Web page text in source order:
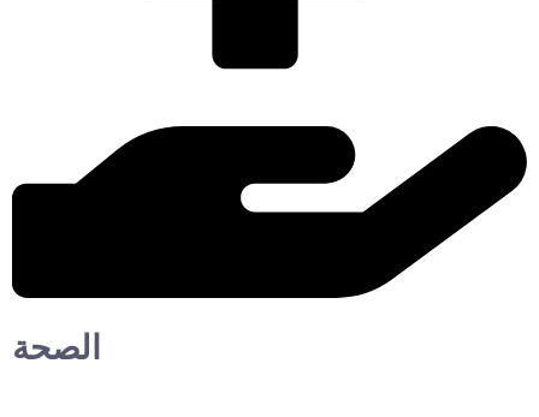
الصحة